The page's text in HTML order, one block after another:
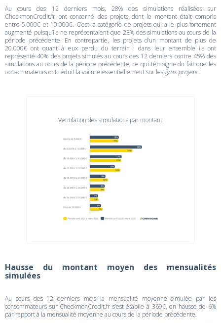
Au cours des 12 derniers mois, 28% des simulations réalisées sur
CheckmonCredit.fr ont concerné des projets dont le montant était compris
entre 5.000€ et 10.000€. C’est la catégorie de projets qui a le plus fortement
augmenté puisqu’ils ne représentaient que 23% des simulations au cours de la
période précédente. En contrepartie, les projets d’un montant de plus de
20.000€ ont quant à eux perdu du terrain : dans leur ensemble ils ont
représenté 40% des projets simulés au cours des 12 derniers contre 45% des
simulations au cours de la période précédente, ce qui témoigne du fait que les
consommateurs ont réduit la voilure essentiellement sur les gros projets.
Ventilation des simulations par montant
Hausse du montant moyen des mensualités
simulées
Au cours des 12 derniers mois la mensualité moyenne simulée par les
consommateurs sur CheckmonCredit.fr s’est établie à 369€, en hausse de 6%
par rapport à la mensualité moyenne au cours de la période précédente.